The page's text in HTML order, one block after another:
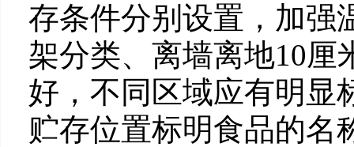
存条件分别设置，加强
架分类、离墙离地10厘
好，不同区域应有明显
贮存位置标明食品的名